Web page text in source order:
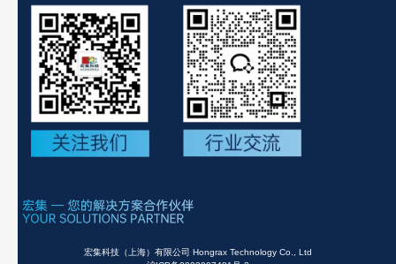
宏集科技（上海）有限公司 Hongrax Technology Co., Ltd